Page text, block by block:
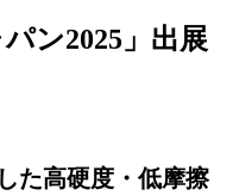
ン2025」出展
た高硬度・低摩擦